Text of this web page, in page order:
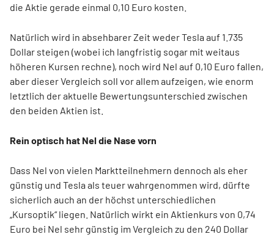
die Aktie gerade einmal 0,10 Euro kosten.
Natürlich wird in absehbarer Zeit weder Tesla auf 1.735
Dollar steigen (wobei ich langfristig sogar mit weitaus
höheren Kursen rechne), noch wird Nel auf 0,10 Euro fallen,
aber dieser Vergleich soll vor allem aufzeigen, wie enorm
letztlich der aktuelle Bewertungsunterschied zwischen
den beiden Aktien ist.
Rein optisch hat Nel die Nase vorn
Dass Nel von vielen Marktteilnehmern dennoch als eher
günstig und Tesla als teuer wahrgenommen wird, dürfte
sicherlich auch an der höchst unterschiedlichen
„Kursoptik“ liegen. Natürlich wirkt ein Aktienkurs von 0,74
Euro bei Nel sehr günstig im Vergleich zu den 240 Dollar